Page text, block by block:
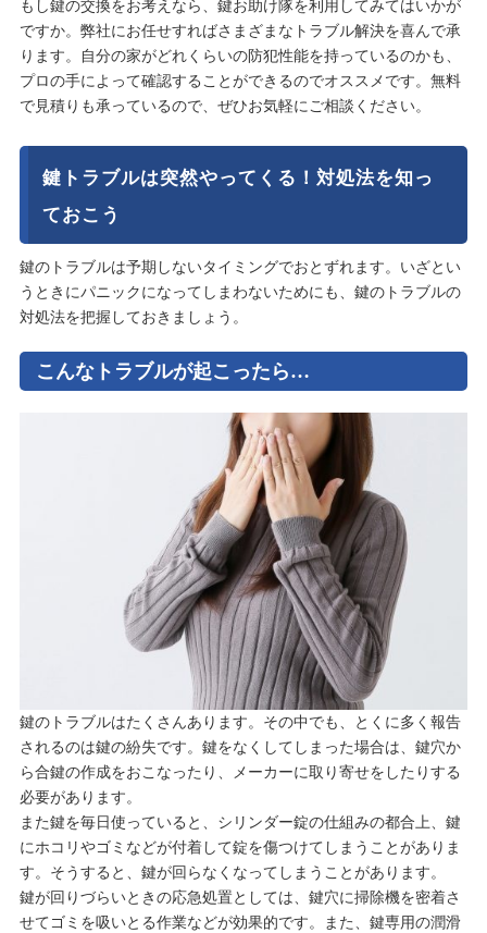
もし鍵の交換をお考えなら、鍵お助け隊を利用してみてはいかが
ですか。弊社にお任せすればさまざまなトラブル解決を喜んで承
ります。自分の家がどれくらいの防犯性能を持っているのかも、
プロの手によって確認することができるのでオススメです。無料
で見積りも承っているので、ぜひお気軽にご相談ください。
鍵トラブルは突然やってくる！対処法を知っ
ておこう
鍵のトラブルは予期しないタイミングでおとずれます。いざとい
うときにパニックになってしまわないためにも、鍵のトラブルの
対処法を把握しておきましょう。
こんなトラブルが起こったら…
鍵のトラブルはたくさんあります。その中でも、とくに多く報告
されるのは鍵の紛失です。鍵をなくしてしまった場合は、鍵穴か
ら合鍵の作成をおこなったり、メーカーに取り寄せをしたりする
必要があります。
また鍵を毎日使っていると、シリンダー錠の仕組みの都合上、鍵
にホコリやゴミなどが付着して錠を傷つけてしまうことがありま
す。そうすると、鍵が回らなくなってしまうことがあります。
鍵が回りづらいときの応急処置としては、鍵穴に掃除機を密着さ
せてゴミを吸いとる作業などが効果的です。また、鍵専用の潤滑